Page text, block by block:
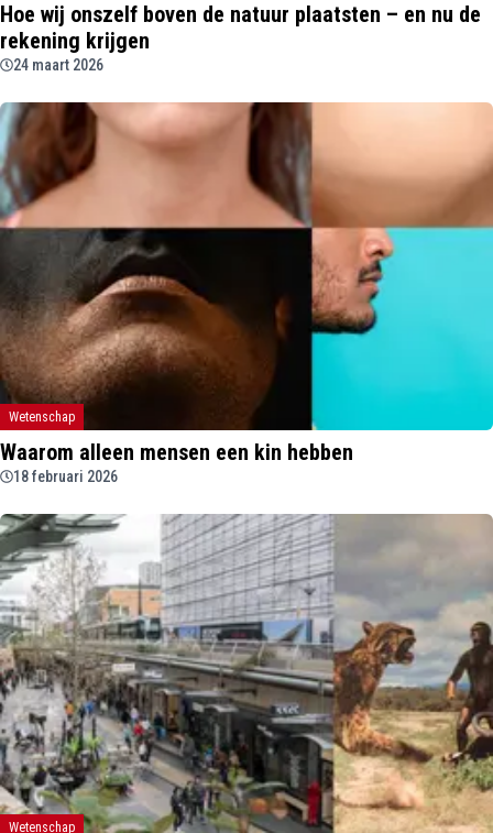
Hoe wij onszelf boven de natuur plaatsten – en nu de
rekening krijgen
24 maart 2026
Wetenschap
Waarom alleen mensen een kin hebben
18 februari 2026
Wetenschap